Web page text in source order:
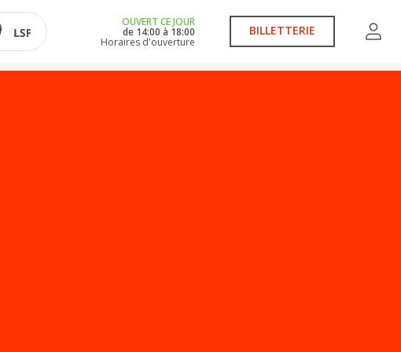
OUVERT CE JOUR
de 14:00 à 18:00
Horaires d'ouverture
BILLETTERIE